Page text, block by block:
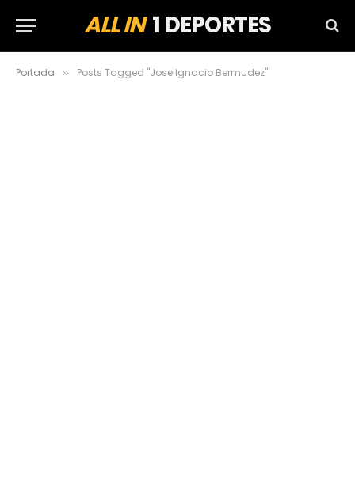
ALL IN1 DEPORTES
Portada » Posts Tagged "Jose Ignacio Bermudez"